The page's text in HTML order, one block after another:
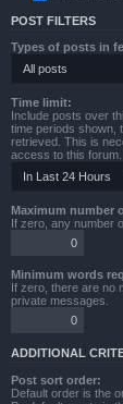
POST FILTERS
Types of posts in
Time limit:
Include posts over
time periods shown,
retrieved. This is
access to this forum.
Maximum number
If zero, any number
Minimum words
If zero, there are no
private messages.
ADDITIONAL
Post sort order:
Default order is the